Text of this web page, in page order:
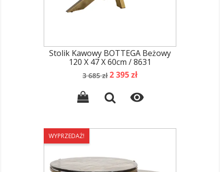
Stolik Kawowy BOTTEGA Beżowy
120 X 47 X 60cm / 8631
Cena
3 685 zł Cena
2 395 zł

WYPRZEDAŻ!